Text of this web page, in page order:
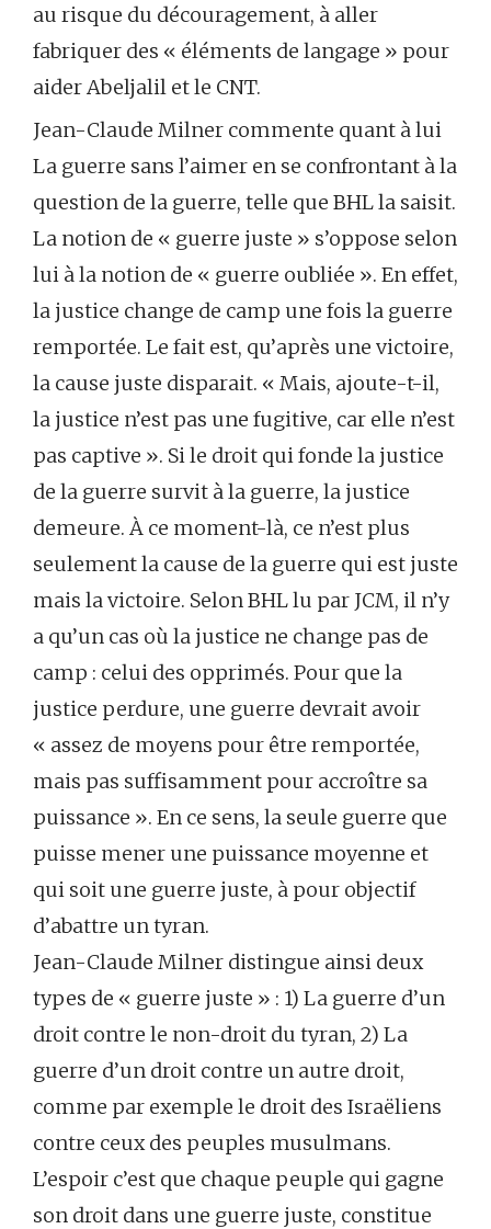
au risque du découragement, à aller
fabriquer des « éléments de langage » pour
aider Abeljalil et le CNT.
Jean-Claude Milner commente quant à lui
La guerre sans l’aimer en se confrontant à la
question de la guerre, telle que BHL la saisit.
La notion de « guerre juste » s’oppose selon
lui à la notion de « guerre oubliée ». En effet,
la justice change de camp une fois la guerre
remportée. Le fait est, qu’après une victoire,
la cause juste disparait. « Mais, ajoute-t-il,
la justice n’est pas une fugitive, car elle n’est
pas captive ». Si le droit qui fonde la justice
de la guerre survit à la guerre, la justice
demeure. À ce moment-là, ce n’est plus
seulement la cause de la guerre qui est juste
mais la victoire. Selon BHL lu par JCM, il n’y
a qu’un cas où la justice ne change pas de
camp : celui des opprimés. Pour que la
justice perdure, une guerre devrait avoir
« assez de moyens pour être remportée,
mais pas suffisamment pour accroître sa
puissance ». En ce sens, la seule guerre que
puisse mener une puissance moyenne et
qui soit une guerre juste, à pour objectif
d’abattre un tyran.
Jean-Claude Milner distingue ainsi deux
types de « guerre juste » : 1) La guerre d’un
droit contre le non-droit du tyran, 2) La
guerre d’un droit contre un autre droit,
comme par exemple le droit des Israëliens
contre ceux des peuples musulmans.
L’espoir c’est que chaque peuple qui gagne
son droit dans une guerre juste, constitue